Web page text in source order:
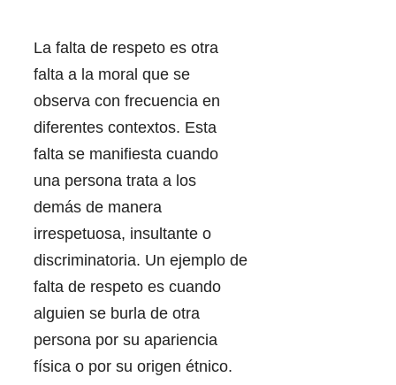
La falta de respeto es otra
falta a la moral que se
observa con frecuencia en
diferentes contextos. Esta
falta se manifiesta cuando
una persona trata a los
demás de manera
irrespetuosa, insultante o
discriminatoria. Un ejemplo de
falta de respeto es cuando
alguien se burla de otra
persona por su apariencia
física o por su origen étnico.